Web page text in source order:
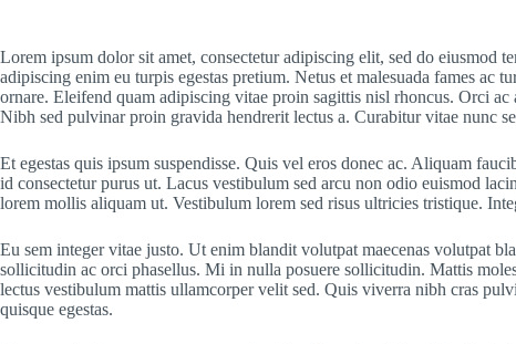
Lorem ipsum dolor sit amet, consectetur adipiscing elit, sed do eiusmod
adipiscing enim eu turpis egestas pretium. Netus et malesuada fames ac
ornare. Eleifend quam adipiscing vitae proin sagittis nisl rhoncus. Orci
Nibh sed pulvinar proin gravida hendrerit lectus a. Curabitur vitae nunc
Et egestas quis ipsum suspendisse. Quis vel eros donec ac. Aliquam
id consectetur purus ut. Lacus vestibulum sed arcu non odio euismod
lorem mollis aliquam ut. Vestibulum lorem sed risus ultricies tristique.
Eu sem integer vitae justo. Ut enim blandit volutpat maecenas volutpat
sollicitudin ac orci phasellus. Mi in nulla posuere sollicitudin. Mattis
lectus vestibulum mattis ullamcorper velit sed. Quis viverra nibh cras
quisque egestas.